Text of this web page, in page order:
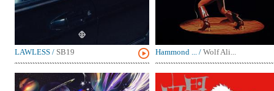
LAWLESS / SB19 Hammond ... / Wolf Ali...